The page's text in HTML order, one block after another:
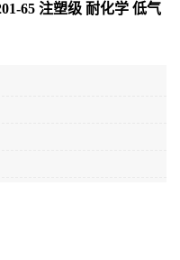
65 注塑级 耐化学 低气